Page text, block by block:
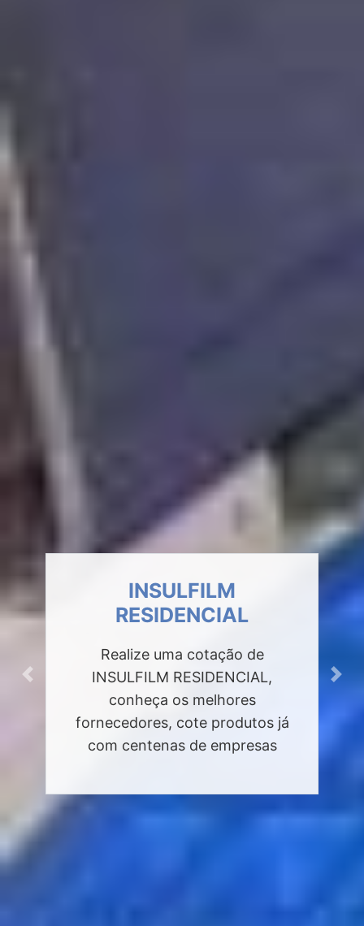
INSULFILM
RESIDENCIAL
Realize uma cotação de
INSULFILM RESIDENCIAL,
conheça os melhores
fornecedores, cote produtos já
com centenas de empresas
Previous Next